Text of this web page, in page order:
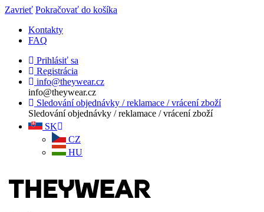
Zavrieť Pokračovať do košíka
Kontakty
FAQ
Prihlásiť sa
Registrácia
info@theywear.cz
info@theywear.cz
Sledování objednávky / reklamace / vrácení zboží
Sledování objednávky / reklamace / vrácení zboží
SK
CZ
HU